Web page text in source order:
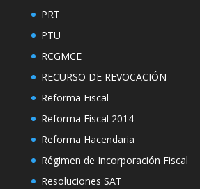
PRT
PTU
RCGMCE
RECURSO DE REVOCACIÓN
Reforma Fiscal
Reforma Fiscal 2014
Reforma Hacendaria
Régimen de Incorporación Fiscal
Resoluciones SAT